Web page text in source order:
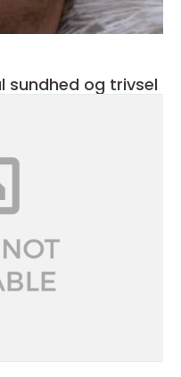
sundhed og trivsel